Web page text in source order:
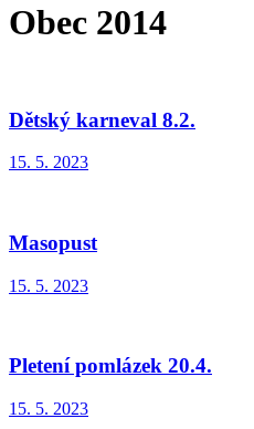
Obec 2014
Dětský karneval 8.2.
15. 5. 2023
Masopust
15. 5. 2023
Pletení pomlázek 20.4.
15. 5. 2023